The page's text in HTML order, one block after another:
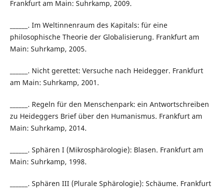
Frankfurt am Main: Suhrkamp, 2009.
______. Im Weltinnenraum des Kapitals: für eine
philosophische Theorie der Globalisierung. Frankfurt am
Main: Suhrkamp, 2005.
______. Nicht gerettet: Versuche nach Heidegger. Frankfurt
am Main: Suhrkamp, 2001.
______. Regeln für den Menschenpark: ein Antwortschreiben
zu Heideggers Brief über den Humanismus. Frankfurt am
Main: Suhrkamp, 2014.
______. Sphären I (Mikrosphärologie): Blasen. Frankfurt am
Main: Suhrkamp, 1998.
______. Sphären III (Plurale Sphärologie): Schäume. Frankfurt